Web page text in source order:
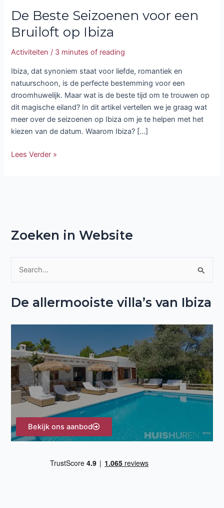
De Beste Seizoenen voor een
Bruiloft op Ibiza
Activiteiten / 3 minutes of reading
Ibiza, dat synoniem staat voor liefde, romantiek en
natuurschoon, is de perfecte bestemming voor een
droomhuwelijk. Maar wat is de beste tijd om te trouwen op
dit magische eiland? In dit artikel vertellen we je graag wat
meer over de seizoenen op Ibiza om je te helpen met het
kiezen van de datum. Waarom Ibiza? […]
Lees Verder »
Zoeken in Website
e
a
r
:
De allermooiste villa’s van Ibiza
Bekijk ons aanbod